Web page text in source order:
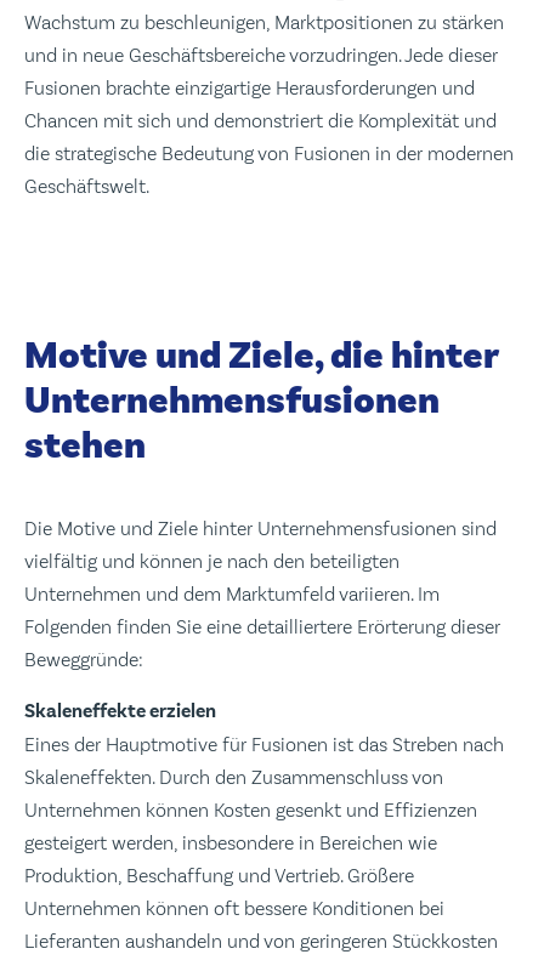
Wachstum zu beschleunigen, Marktpositionen zu stärken
und in neue Geschäftsbereiche vorzudringen. Jede dieser
Fusionen brachte einzigartige Herausforderungen und
Chancen mit sich und demonstriert die Komplexität und
die strategische Bedeutung von Fusionen in der modernen
Geschäftswelt.
Motive und Ziele, die hinter
Unternehmensfusionen
stehen
Die Motive und Ziele hinter Unternehmensfusionen sind
vielfältig und können je nach den beteiligten
Unternehmen und dem Marktumfeld variieren. Im
Folgenden finden Sie eine detailliertere Erörterung dieser
Beweggründe:
Skaleneffekte erzielen
Eines der Hauptmotive für Fusionen ist das Streben nach
Skaleneffekten. Durch den Zusammenschluss von
Unternehmen können Kosten gesenkt und Effizienzen
gesteigert werden, insbesondere in Bereichen wie
Produktion, Beschaffung und Vertrieb. Größere
Unternehmen können oft bessere Konditionen bei
Lieferanten aushandeln und von geringeren Stückkosten